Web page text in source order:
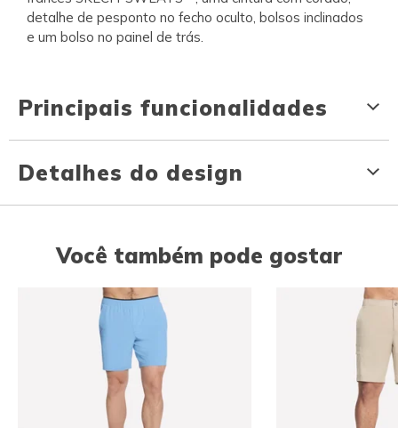
detalhe de pesponto no fecho oculto, bolsos inclinados
e um bolso no painel de trás.
Principais funcionalidades
Detalhes do design
Você também pode gostar